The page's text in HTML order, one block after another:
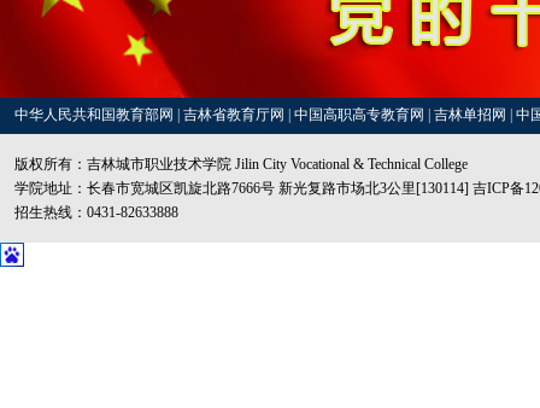
中华人民共和国教育部网 吉林省教育厅网 中国高职高专教育网 吉林单招网 中
版权所有：吉林城市职业技术学院 Jilin City Vocational & Technical College
学院地址：长春市宽城区凯旋北路7666号 新光复路市场北3公里[130114] 吉ICP备
招生热线：0431-82633888